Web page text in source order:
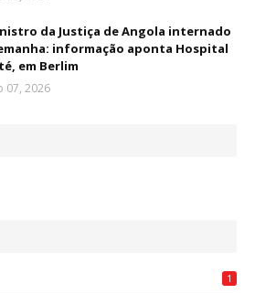
da Justiça de Angola internado
informação aponta Hospital
em Berlim
07, 2026
1